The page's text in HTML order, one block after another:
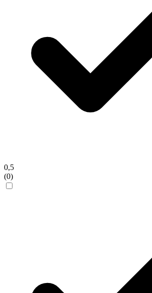
0,5
(0)